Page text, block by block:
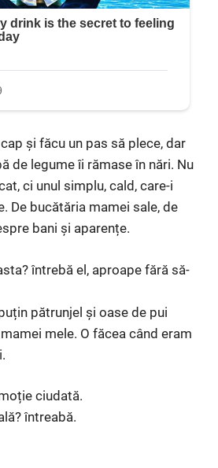
și făcu un pas să plece, dar
de legume îi rămase în nări. Nu
ci unul simplu, cald, care-i
De bucătăria mamei sale, de
bani și aparențe.
întrebă el, aproape fără să-
pătrunjel și oase de pui
mele. O făcea când eram
ciudată.
întreabă.